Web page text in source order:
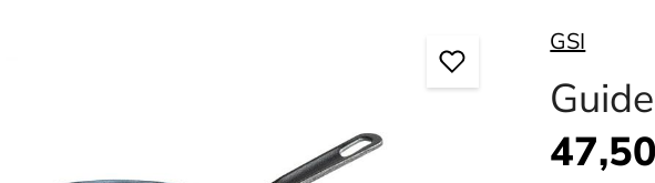
GSI
Regulärer Preis: